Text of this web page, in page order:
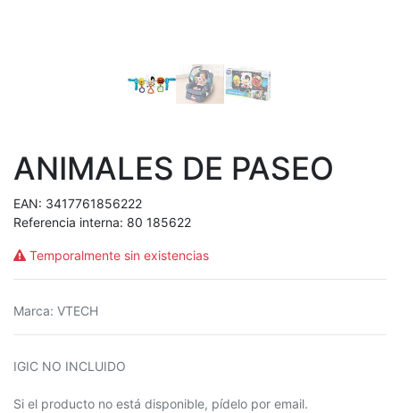
ANIMALES DE PASEO
EAN: 3417761856222
Referencia interna: 80 185622
Temporalmente sin existencias
Marca: VTECH
IGIC NO INCLUIDO
Si el producto no está disponible, pídelo por email.